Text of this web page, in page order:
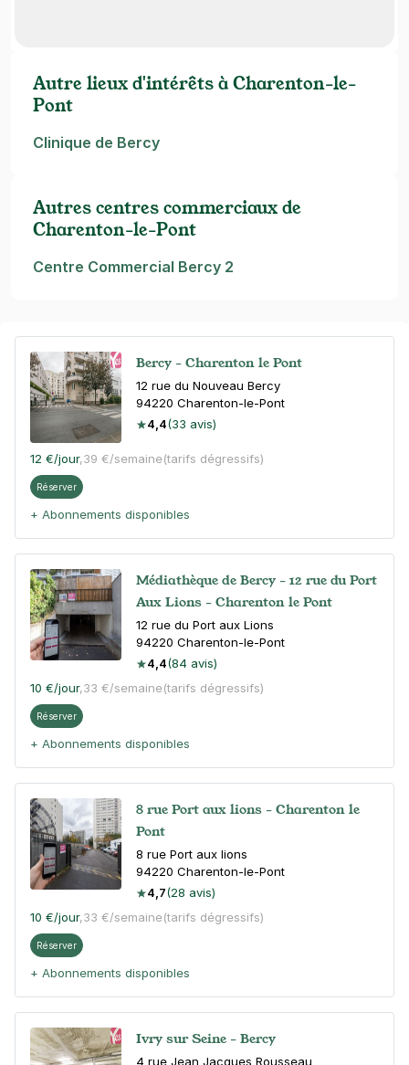
Bercy - Charenton le Pont
12 rue du Nouveau Bercy
94220 Charenton-le-Pont
4,4(33 avis)
12 €/jour,39 €/semaine(tarifs dégressifs)
Réserver
+ Abonnements disponibles
Médiathèque de Bercy - 12 rue du Port
Aux Lions - Charenton le Pont
12 rue du Port aux Lions
94220 Charenton-le-Pont
4,4(84 avis)
10 €/jour,33 €/semaine(tarifs dégressifs)
Réserver
+ Abonnements disponibles
8 rue Port aux lions - Charenton le
Pont
8 rue Port aux lions
94220 Charenton-le-Pont
4,7(28 avis)
10 €/jour,33 €/semaine(tarifs dégressifs)
Réserver
+ Abonnements disponibles
Ivry sur Seine - Bercy
4 rue Jean Jacques Rousseau
Autre lieux d'intérêts à Charenton-le-
Pont
Clinique de Bercy
Autres centres commerciaux de
Charenton-le-Pont
Centre Commercial Bercy 2